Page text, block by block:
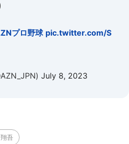
プロ野球 pic.twitter.com/S
July 8, 2023
吾